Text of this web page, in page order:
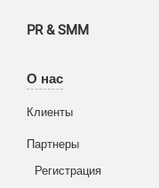
PR & SMM
О нас
Клиенты
Партнеры
Регистрация
Офисы
Корзина
Вход
Написать тикет